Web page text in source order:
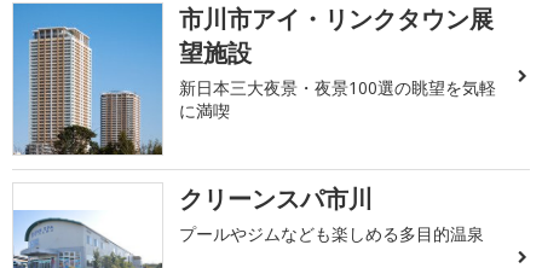
市川市アイ・リンクタウン展
望施設
新日本三大夜景・夜景100選の眺望を気軽
に満喫
クリーンスパ市川
プールやジムなども楽しめる多目的温泉